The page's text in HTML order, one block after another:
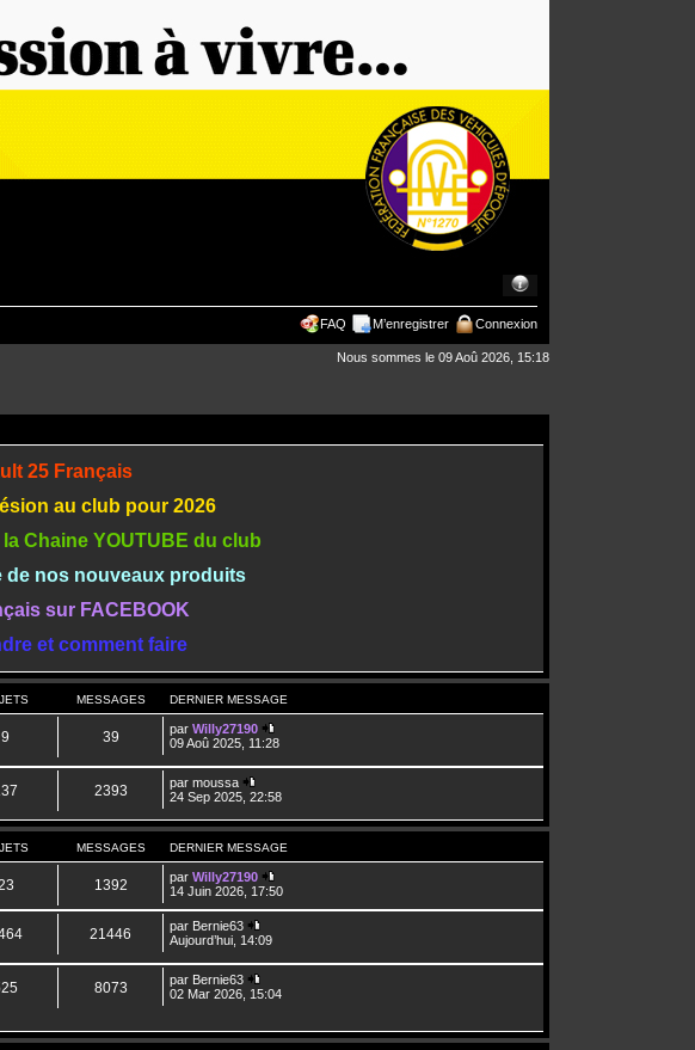
FAQ M’enregistrer Connexion
Nous sommes le 09 Aoû 2026, 15:18
25 Français
au club pour 2026
Chaine YOUTUBE du club
de nos nouveaux produits
sur FACEBOOK
et comment faire
MESSAGES DERNIER MESSAGE
9 39 parWilly27190
09 Aoû 2025, 11:28
2393 parmoussa
24 Sep 2025, 22:58
MESSAGES DERNIER MESSAGE
1392 parWilly27190
14 Juin 2026, 17:50
21446 par Bernie63
Aujourd’hui, 14:09
8073 par Bernie63
02 Mar 2026, 15:04